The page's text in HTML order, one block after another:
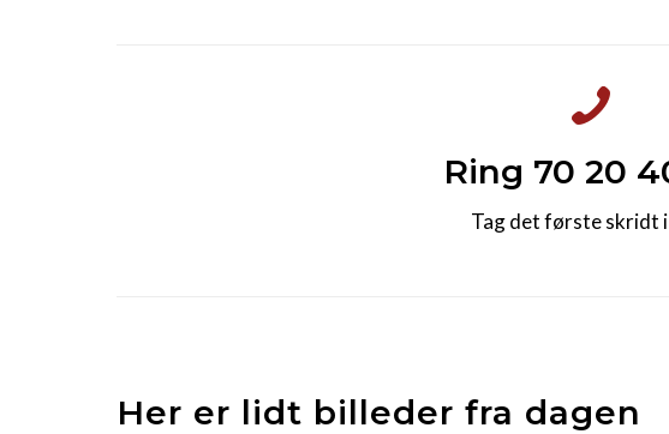
Ring 70 20
Tag det første skridt
Her er lidt billeder fra dagen